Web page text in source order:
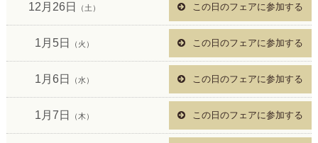
12月26日 （土） この日のフェアに参加する
1月5日 （火） この日のフェアに参加する
1月6日 （水） この日のフェアに参加する
1月7日 （木） この日のフェアに参加する